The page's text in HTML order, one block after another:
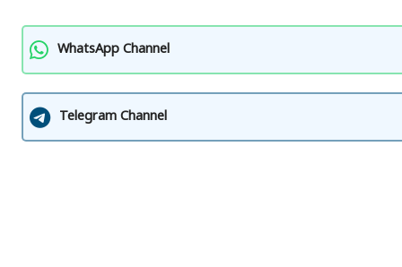
WhatsApp Channel
Telegram Channel